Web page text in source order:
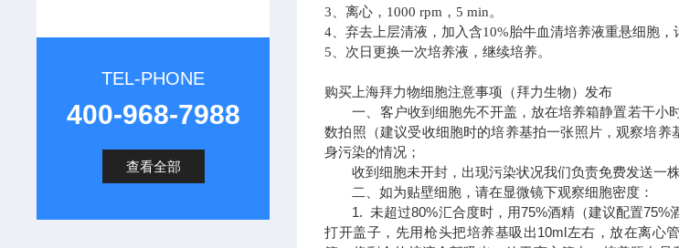
TEL-PHONE
400-968-7988
查看全部
3、离心，1000 rpm，5 min。
4、弃去上层清液，加入含10%胎牛血清培养液重悬细胞
5、次日更换一次培养液，继续培养。
购买上海拜力物细胞注意事项（拜力生物）发布
一、客户收到细胞先不开盖，放在培养箱静置若干小
数拍照（建议受收细胞时的培养基拍一张照片，观察培
身污染的情况；
收到细胞未开封，出现污染状况我们负责免费发送一株
二、如为贴壁细胞，请在显微镜下观察细胞密度：
1. 未超过80%汇合度时，用75%酒精（建议配置75%
打开盖子，先用枪头把培养基吸出10ml左右，放在离心